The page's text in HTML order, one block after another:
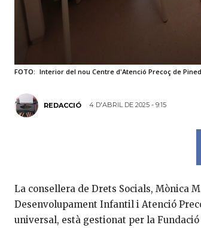
FOTO: Interior del nou Centre d'Atenció Precoç de
REDACCIÓ 4 D'ABRIL DE 2025 - 9:15
La consellera de Drets Socials, Mònica
Desenvolupament Infantil i Atenció
universal, està gestionat per la Fundació